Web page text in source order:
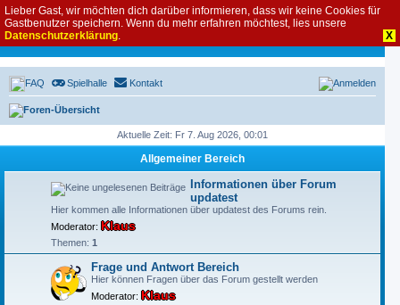
Lieber Gast, wir möchten dich darüber informieren, dass wir keine Cookies für
Gastbenutzer speichern. Wenn du mehr erfahren möchtest, lies unsere
Datenschutzerklärung. X
FAQ Spielhalle Kontakt Anmelden
Foren-Übersicht
Aktuelle Zeit: Fr 7. Aug 2026, 00:01
Allgemeiner Bereich
Informationen über Forum
updatest
Hier kommen alle Informationen über updatest des Forums rein.
Moderator: Klaus
Themen: 1
Frage und Antwort Bereich
Hier können Fragen über das Forum gestellt werden
Moderator: Klaus